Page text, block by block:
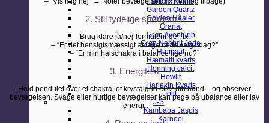
Garden Quartz
Golden Healer
Granat
Grøn Aventurin
Grøn Nephrit Jade
Hæmatit
Hæmatit kvarts
Honning calcit
Howlit
Harlekin Kvarts
Iolit
J-S
Kambaba Jaspis
Karneol
2. Stil tydelige spørgsmål
Brug klare ja/nej-formuleringer, fx:
– “Er det hensigtsmæssigt at tage dette valg i dag?”
– “Er min halschakra i balance lige nu?”
3. Energitest
Hold pendulet over et chakra, et krystalgrid eller din hånd – og observer
bevægelsen. Svage eller hurtige bevægelser kan pege på ubalance eller lav
energi.